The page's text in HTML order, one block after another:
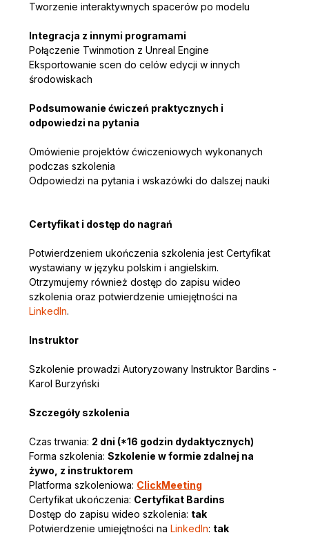
Tworzenie interaktywnych spacerów po modelu
Integracja z innymi programami
Połączenie Twinmotion z Unreal Engine
Eksportowanie scen do celów edycji w innych
środowiskach
Podsumowanie ćwiczeń praktycznych i
odpowiedzi na pytania
Omówienie projektów ćwiczeniowych wykonanych
podczas szkolenia
Odpowiedzi na pytania i wskazówki do dalszej nauki
Certyfikat i dostęp do nagrań
Potwierdzeniem ukończenia szkolenia jest Certyfikat
wystawiany w języku polskim i angielskim.
Otrzymujemy również dostęp do zapisu wideo
szkolenia oraz potwierdzenie umiejętności na
LinkedIn.
Instruktor
Szkolenie prowadzi Autoryzowany Instruktor Bardins -
Karol Burzyński
Szczegóły szkolenia
Czas trwania: 2 dni (*16 godzin dydaktycznych)
Forma szkolenia: Szkolenie w formie zdalnej na
żywo, z instruktorem
Platforma szkoleniowa: ClickMeeting
Certyfikat ukończenia: Certyfikat Bardins
Dostęp do zapisu wideo szkolenia: tak
Potwierdzenie umiejętności na LinkedIn: tak